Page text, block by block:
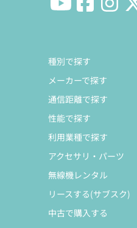
種別で探す
メーカーで探す
通信距離で探す
性能で探す
利用業種で探す
アクセサリ・パーツ
無線機レンタル
リースする(サブスク)
中古で購入する